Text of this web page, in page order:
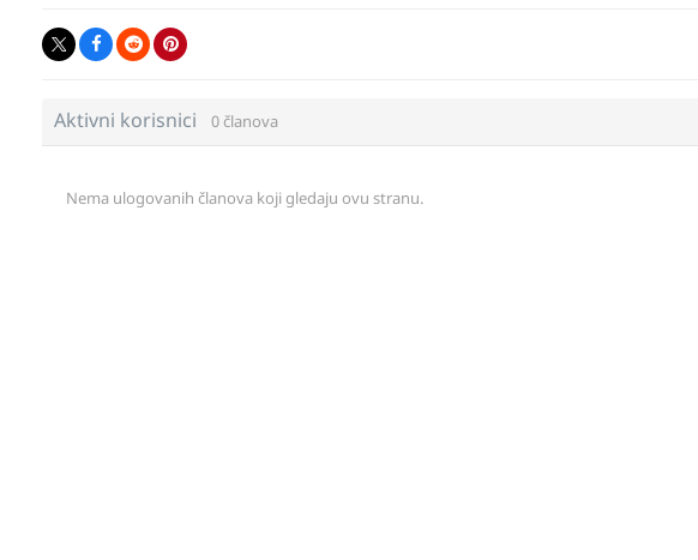
Aktivni korisnici 0 članova
Nema ulogovanih članova koji gledaju ovu stranu.